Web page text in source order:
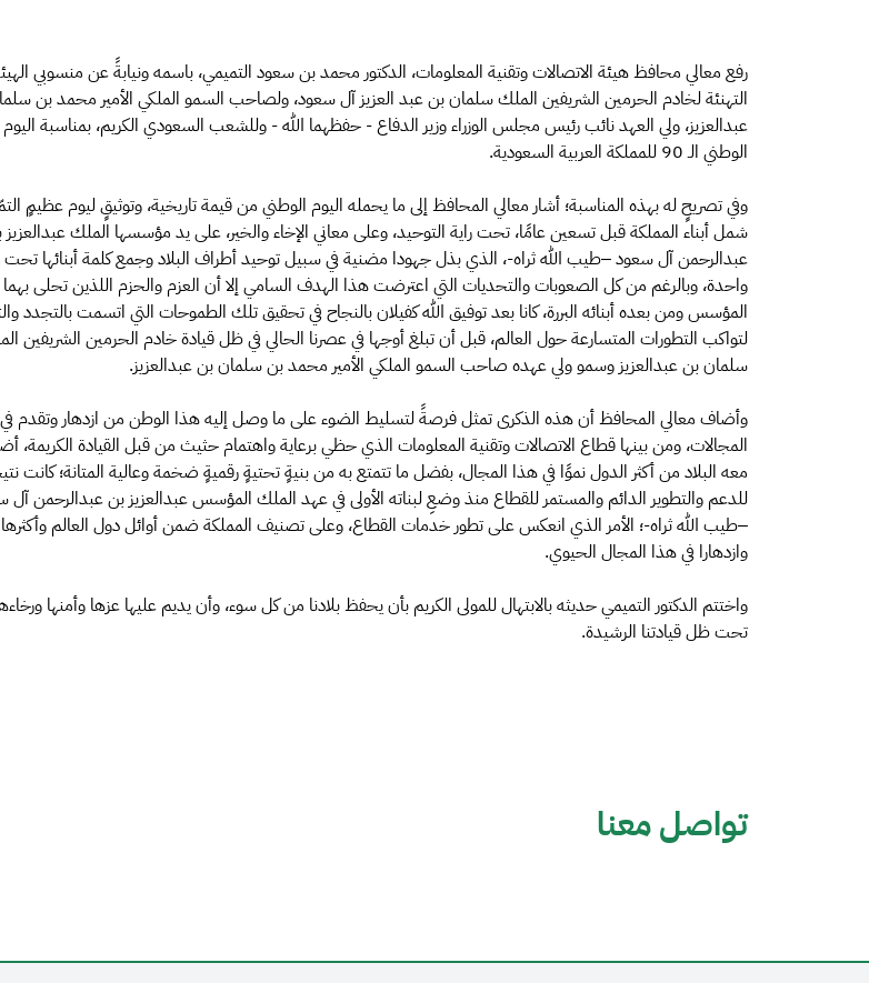
رفع معالي محافظ هيئة الاتصالات وتقنية المعلومات، الدكتور محمد بن سعود التميمي، باسمه ونيابةً عن منسوبي
التهنئة لخادم الحرمين الشريفين الملك سلمان بن عبد العزيز آل سعود، ولصاحب السمو الملكي الأمير محمد بن
عبدالعزيز، ولي العهد نائب رئيس مجلس الوزراء وزير الدفاع - حفظهما الله - وللشعب السعودي الكريم، بمناسبة اليوم
الوطني الـ 90 للمملكة العربية السعودية.
وفي تصريحٍ له بهذه المناسبة؛ أشار معالي المحافظ إلى ما يحمله اليوم الوطني من قيمة تاريخية، وتوثيقٍ ليوم عظيمٍ
شمل أبناء المملكة قبل تسعين عامًا، تحت راية التوحيد، وعلى معاني الإخاء والخير، على يد مؤسسها الملك
عبدالرحمن آل سعود –طيب الله ثراه-، الذي بذل جهودا مضنية في سبيل توحيد أطراف البلاد وجمع كلمة أبنائها تحت
واحدة، وبالرغم من كل الصعوبات والتحديات التي اعترضت هذا الهدف السامي إلا أن العزم والحزم اللذين تحلى
المؤسس ومن بعده أبنائه البررة، كانا بعد توفيق الله كفيلان بالنجاح في تحقيق تلك الطموحات التي اتسمت بالتجدد
لتواكب التطورات المتسارعة حول العالم، قبل أن تبلغ أوجها في عصرنا الحالي في ظل قيادة خادم الحرمين الشريفين
سلمان بن عبدالعزيز وسمو ولي عهده صاحب السمو الملكي الأمير محمد بن سلمان بن عبدالعزيز.
وأضاف معالي المحافظ أن هذه الذكرى تمثل فرصةً لتسليط الضوء على ما وصل إليه هذا الوطن من ازدهار وتقدم
المجالات، ومن بينها قطاع الاتصالات وتقنية المعلومات الذي حظي برعاية واهتمام حثيث من قبل القيادة
معه البلاد من أكثر الدول نموًا في هذا المجال، بفضل ما تتمتع به من بنيةٍ تحتيةٍ رقميةٍ ضخمة وعالية المتانة؛ كانت
للدعم والتطوير الدائم والمستمر للقطاع منذ وضعِ لبناته الأولى في عهد الملك المؤسس عبدالعزيز بن عبدالرحمن آل
–طيب الله ثراه-؛ الأمر الذي انعكس على تطور خدمات القطاع، وعلى تصنيف المملكة ضمن أوائل دول العالم
وازدهارا في هذا المجال الحيوي.
واختتم الدكتور التميمي حديثه بالابتهال للمولى الكريم بأن يحفظ بلادنا من كل سوء، وأن يديم عليها عزها وأمنها
تحت ظل قيادتنا الرشيدة.
تواصل معنا